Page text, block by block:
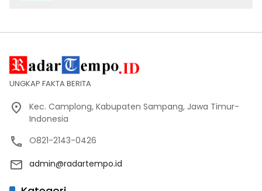
UNGKAP FAKTA BERITA
Kec. Camplong, Kabupaten Sampang, Jawa Timur-
Indonesia
O821-2143-0426
admin@radartempo.id